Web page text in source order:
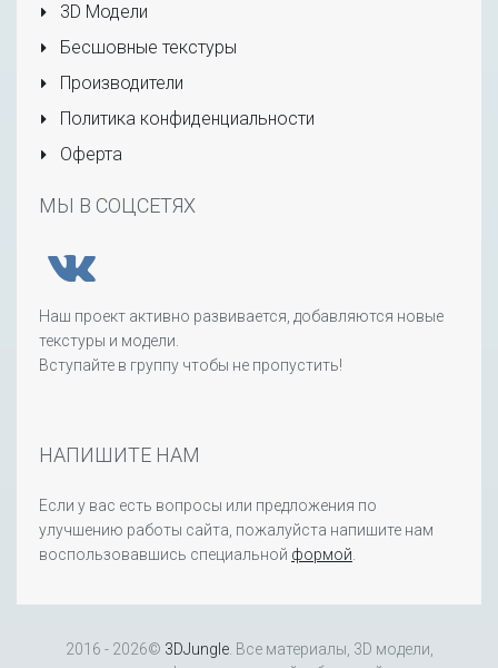
3D Модели
Бесшовные текстуры
Производители
Политика конфиденциальности
Оферта
МЫ В СОЦСЕТЯХ
Наш проект активно развивается, добавляются новые
текстуры и модели.
Вступайте в группу чтобы не пропустить!
НАПИШИТЕ НАМ
Если у вас есть вопросы или предложения по
улучшению работы сайта, пожалуйста напишите нам
воспользовавшись специальной формой
2016 - 2026© 3DJungle. Все материалы, 3D модели,